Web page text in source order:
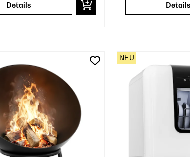
Details Details
NEU